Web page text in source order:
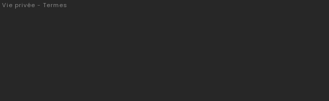
Vie privée - Termes